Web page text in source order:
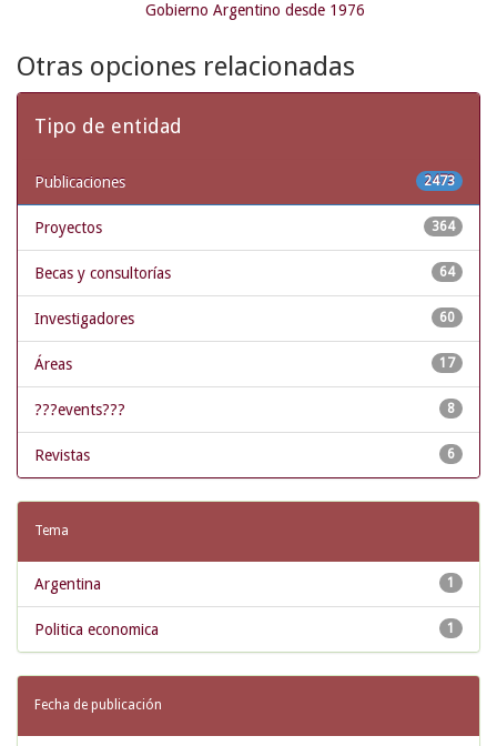
Gobierno Argentino desde 1976
Otras opciones relacionadas
Tipo de entidad
2473
Publicaciones
364
Proyectos
64
Becas y consultorías
60
Investigadores
17
Áreas
8
???events???
6
Revistas
Tema
1
Argentina
1
Politica economica
Fecha de publicación